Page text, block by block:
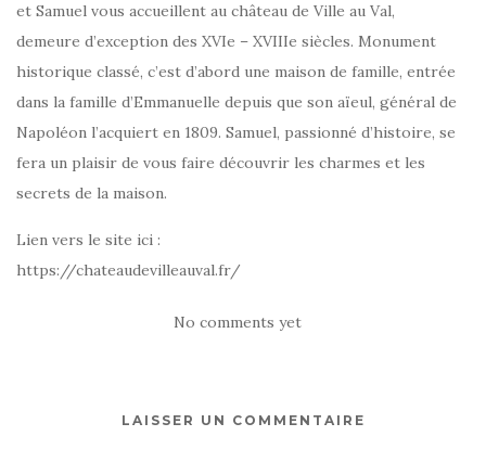
et Samuel vous accueillent au château de Ville au Val,
demeure d’exception des XVIe – XVIIIe siècles. Monument
historique classé, c’est d’abord une maison de famille, entrée
dans la famille d’Emmanuelle depuis que son aïeul, général de
Napoléon l’acquiert en 1809. Samuel, passionné d’histoire, se
fera un plaisir de vous faire découvrir les charmes et les
secrets de la maison.
Lien vers le site ici :
https://chateaudevilleauval.fr/
No comments yet
LAISSER UN COMMENTAIRE